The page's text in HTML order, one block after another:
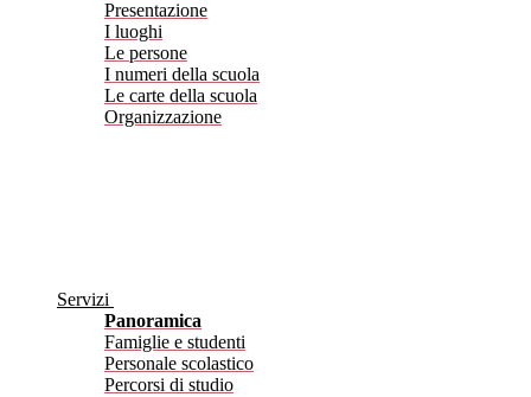
Presentazione
I luoghi
Le persone
I numeri della scuola
Le carte della scuola
Organizzazione
Servizi
Panoramica
Famiglie e studenti
Personale scolastico
Percorsi di studio